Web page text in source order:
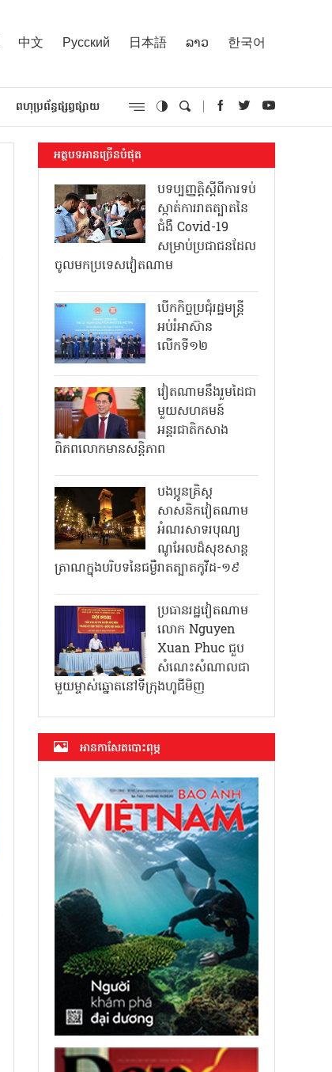
中文 Русский 日本語 ລາວ 한국어
ពហុប្រព័ន្ធផ្សព្វផ្សាយ
អត្ថបទអានច្រើនបំផុត
បទប្បញ្ញត្តិស្តីពីការទប់
ស្កាត់ការរាតត្បាតនៃ
ជំងឺ Covid-19
សម្រាប់ប្រជាជនដែល
ចូលមកប្រទេសវៀតណាម
បើកកិច្ចប្រជុំរដ្ឋមន្ត្រី
អប់រំអាស៊ាន
លើកទី១២
វៀតណាមនឹងរួមដៃជា
មួយសហគមន៍
អន្តរជាតិកសាង
ពិភពលោកមានសន្តិភាព
បងប្អូនគ្រិស្ត
សាសនិកវៀតណាម
អំណរសាទរបុណ្យ
ណូអែលដ៏សុខសាន្ត
ត្រាណក្នុងបរិបទនៃជម្ងឺរាតត្បាតកូវីដ-១៩
ប្រធានរដ្ឋវៀតណាម
លោក Nguyen
Xuan Phuc ជួប
សំណេះសំណាលជា
មួយម្ចាស់ឆ្នោតនៅទីក្រុងហូជីមិញ
អាន​កាសែត​បោះពុម្ភ